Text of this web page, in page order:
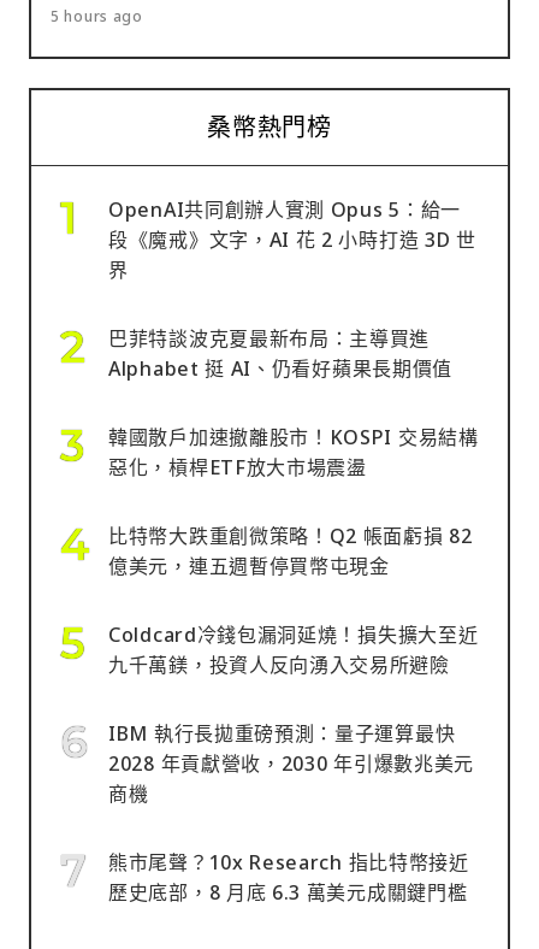
5 hours ago
桑幣熱門榜
OpenAI共同創辦人實測 Opus 5：給一
段《魔戒》文字，AI 花 2 小時打造 3D 世
界
巴菲特談波克夏最新布局：主導買進
Alphabet 挺 AI、仍看好蘋果長期價值
韓國散戶加速撤離股市！KOSPI 交易結構
惡化，槓桿ETF放大市場震盪
比特幣大跌重創微策略！Q2 帳面虧損 82
億美元，連五週暫停買幣屯現金
Coldcard冷錢包漏洞延燒！損失擴大至近
九千萬鎂，投資人反向湧入交易所避險
IBM 執行長拋重磅預測：量子運算最快
2028 年貢獻營收，2030 年引爆數兆美元
商機
熊市尾聲？10x Research 指比特幣接近
歷史底部，8 月底 6.3 萬美元成關鍵門檻